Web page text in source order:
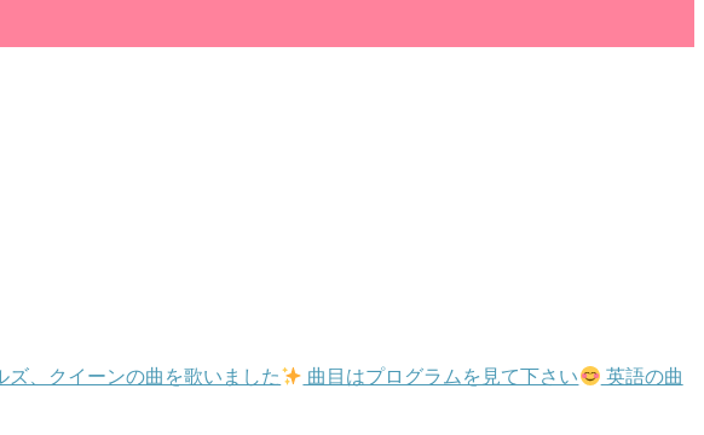
ズ、クイーンの曲を歌いました 曲目はプログラムを見て下さい
英語の曲